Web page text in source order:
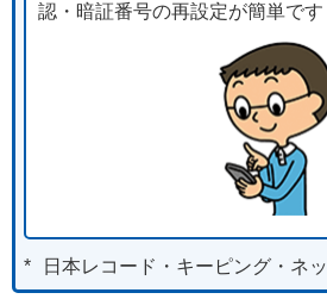
認・暗証番号の再設定が簡単です
* 日本レコード・キーピング・ネ